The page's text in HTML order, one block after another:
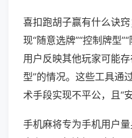
喜扣跑胡子赢有什么诀
现“随意选牌”“控制牌型
用户反映其他玩家可能
型”的情况。这些工具通
术手段实现不平公，且“
手机麻将专为手机用户